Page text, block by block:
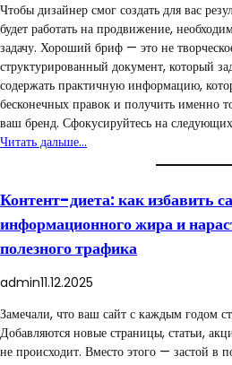
Чтобы дизайнер смог создать для вас
будет работать на продвижение,
задачу. Хороший бриф — это не
структурированный документ, который
содержать практичную информацию,
бесконечных правок и получить именно
ваш бренд. Сфокусируйтесь на
Читать дальше…
Контент-диета: как избавить
информационного жира и
полезного трафика
admin11.12.2025
Замечали, что ваш сайт с каждым годом
Добавляются новые страницы, статьи,
не происходит. Вместо этого — застой в